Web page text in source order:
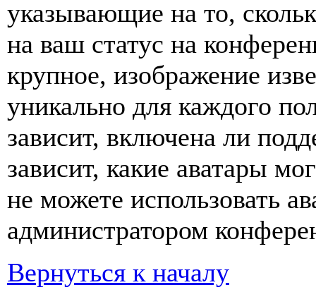
указывающие на то,
на ваш статус на
крупное, изображение
уникально для каждого
зависит, включена ли
зависит, какие аватары
не можете использовать
администратором
Вернуться к началу